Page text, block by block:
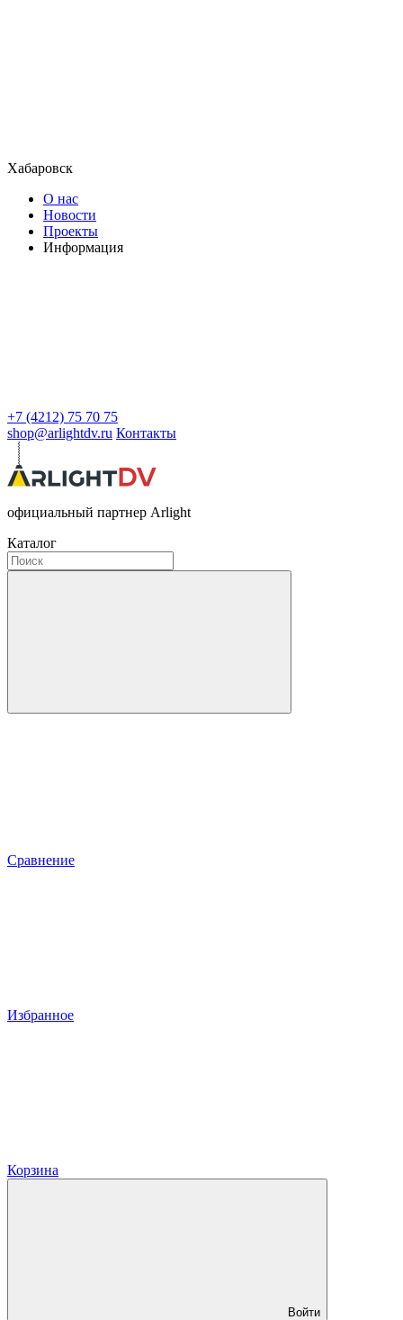
Хабаровск
О нас
Новости
Проекты
Информация
+7 (4212) 75 70 75
shop@arlightdv.ru Контакты
официальный партнер Arlight
Каталог
Сравнение
Избранное
Корзина
Войти